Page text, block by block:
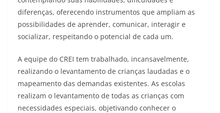
diferenças, oferecendo instrumentos que ampliam as
possibilidades de aprender, comunicar, interagir e
socializar, respeitando o potencial de cada um.
A equipe do CREI tem trabalhado, incansavelmente,
realizando o levantamento de crianças laudadas e o
mapeamento das demandas existentes. As escolas
realizam o levantamento de todas as crianças com
necessidades especiais, objetivando conhecer o